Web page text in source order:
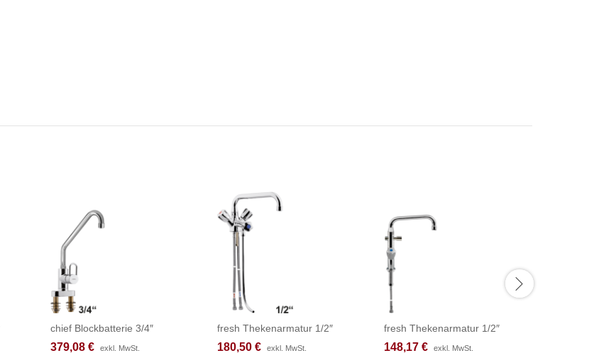
chief Blockbatterie 3/4″
379,08 € exkl. MwSt.
379,08 € exkl. MwSt.
fresh Thekenarmatur 1/2″
180,50 € exkl. MwSt.
180,50 € exkl. MwSt.
fresh Thekenarmatur 1/2″
148,17 € exkl. MwSt.
148,17 € exkl. MwSt.